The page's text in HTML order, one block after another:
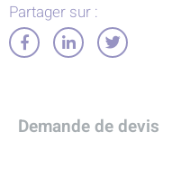
Partager sur :
PartagerPartagerPartager
Demande de devis